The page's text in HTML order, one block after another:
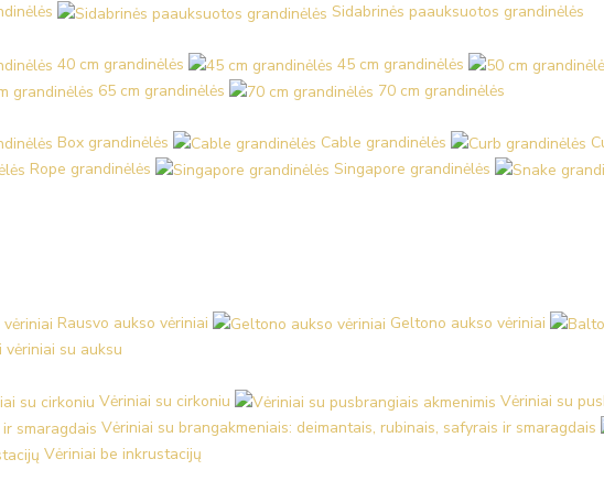
Sidabrinės paauksuotos grandinėlės
40 cm grandinėlės 45 cm grandinėlės
65 cm grandinėlės
70 cm grandinėlės
Box grandinėlės Cable grandinėlės
Rope grandinėlės Singapore grandinėlės
Rausvo aukso vėriniai Geltono aukso vėriniai
vėriniai su auksu
Vėriniai su cirkoniu
Vėriniai su
Vėriniai su brangakmeniais: deimantais, rubinais, safyrais ir smaragdais
Vėriniai be inkrustacijų